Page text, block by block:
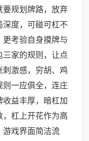
规划牌路，放弃
度，可碰可杠不
考验自身摸牌与
家的规则，让点
激感，穷胡、鸡
则一应俱全，连庄
益丰厚，暗杠加
杠上开花作为高
游戏界面简洁流